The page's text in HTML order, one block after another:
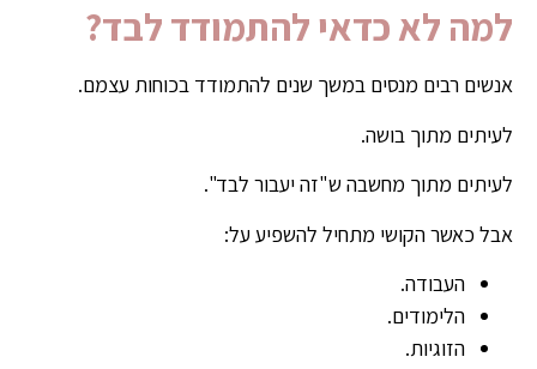
למה לא כדאי להתמודד לבד?
אנשים רבים מנסים במשך שנים להתמודד בכוחות עצמם.
לעיתים מתוך בושה.
לעיתים מתוך מחשבה ש"זה יעבור לבד".
אבל כאשר הקושי מתחיל להשפיע על:
העבודה.
הלימודים.
הזוגיות.